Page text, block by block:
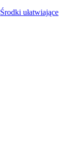
Środki ułatwiające